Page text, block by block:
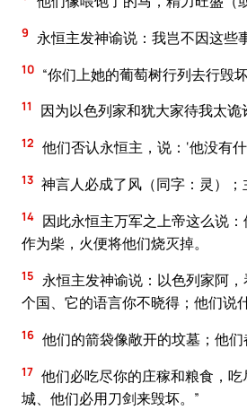
9 永恒主发神谕说：我岂不因这些
10 “你们上她的葡萄树行列去行毁
11 因为以色列家和犹大家待我太诡
12 他们否认永恒主，说：‘他没有
13 神言人必成了风（同字：灵）
14 因此永恒主万军之上帝这么说
作为柴，火便将他们烧灭掉。
15
永恒主发神谕说：以色列家阿
个国、它的语言你不晓得；他们说
16 他们的箭袋像敞开的坟墓；他们
17 他们必吃尽你的庄稼和粮食，
城、他们必用刀剑来毁坏。”